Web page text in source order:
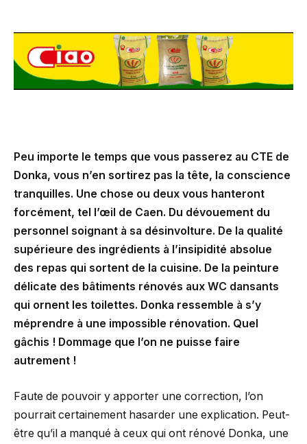
Peu importe le temps que vous passerez au CTE de
Donka, vous n’en sortirez pas la tête, la conscience
tranquilles. Une chose ou deux vous hanteront
forcément, tel l’œil de Caen. Du dévouement du
personnel soignant à sa désinvolture. De la qualité
supérieure des ingrédients à l’insipidité absolue
des repas qui sortent de la cuisine. De la peinture
délicate des bâtiments rénovés aux WC dansants
qui ornent les toilettes. Donka ressemble à s’y
méprendre à une impossible rénovation. Quel
gâchis ! Dommage que l’on ne puisse faire
autrement !
Faute de pouvoir y apporter une correction, l’on
pourrait certainement hasarder une explication. Peut-
être qu’il a manqué à ceux qui ont rénové Donka, une